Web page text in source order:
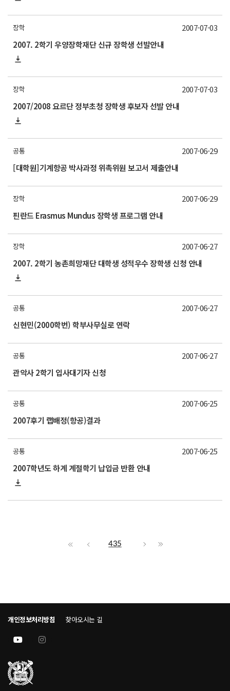
장학
2007. 2학기 우양장학재단 신규 장학생 선발안내
2007-07-03
장학
2007/2008 요르단 정부초청 장학생 후보자 선발 안내
2007-07-03
공통
[대학원]기계항공 박사과정 위촉위원 보고서 제출안내
2007-06-29
장학
핀란드 Erasmus Mundus 장학생 프로그램 안내
2007-06-29
장학
2007. 2학기 농촌희망재단 대학생 성적우수 장학생 신청 안내
2007-06-27
공통
신현민(2000학번) 학부사무실로 연락
2007-06-27
공통
관악사 2학기 입사대기자 신청
2007-06-27
공통
2007후기 랩배정(항공)결과
2007-06-25
공통
2007학년도 하계 계절학기 납입금 반환 안내
2007-06-25
435
개인정보처리방침 찾아오시는 길